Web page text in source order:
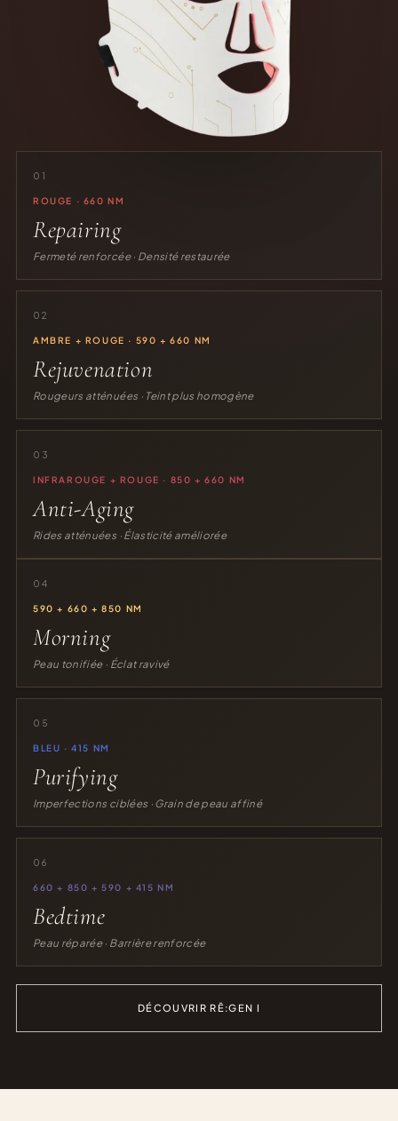
01
ROUGE · 660 NM
Repairing
Fermeté renforcée · Densité restaurée
02
AMBRE + ROUGE · 590 + 660 NM
Rejuvenation
Rougeurs atténuées · Teint plus homogène
03
INFRAROUGE + ROUGE · 850 + 660 NM
Anti-Aging
Rides atténuées · Élasticité améliorée
04
590 + 660 + 850 NM
Morning
Peau tonifiée · Éclat ravivé
05
BLEU · 415 NM
Purifying
Imperfections ciblées · Grain de peau affiné
06
660 + 850 + 590 + 415 NM
Bedtime
Peau réparée · Barrière renforcée
DÉCOUVRIR RĒ:GEN I